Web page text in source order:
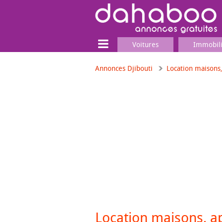
Voitures
Annonces Djibouti Location
Location maisons,